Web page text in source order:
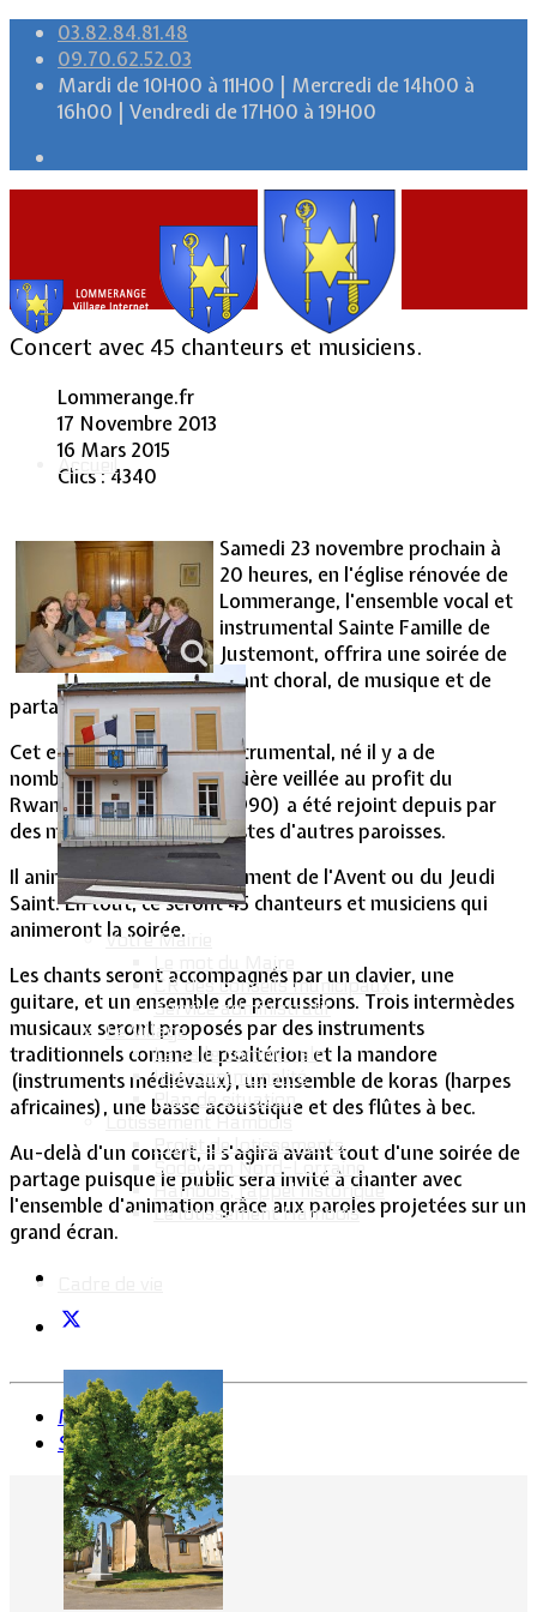
03.82.84.81.48
09.70.62.52.03
Mardi de 10H00 à 11H00 | Mercredi de 14h00 à
16h00 | Vendredi de 17H00 à 19H00
Accueil
Vie Municipale
Votre Mairie
Le mot du Maire
CR des conseils municipaux
Service administratif
Le Village
La salle communale
Intercommunalité
Plan de situation
Lotissement Hambois
Projet de lotissements
Sodevam Nord-Lorraine
Hambois, rappel historique
Le lotissement Hambois
Concert avec 45 chanteurs et musiciens.
Lommerange.fr
17 Novembre 2013
16 Mars 2015
Clics : 4340
Samedi 23 novembre prochain à
20 heures, en l'église rénovée de
Lommerange, l'ensemble vocal et
instrumental Sainte Famille de
Justemont, offrira une soirée de
chant choral, de musique et de
partage.
Cet ensemble choral et instrumental, né il y a de
nombreuses années (première veillée au profit du
Rwanda dans les années 1990) a été rejoint depuis par
des musiciens et des choristes d'autres paroisses.
Il anime des veillées au moment de l'Avent ou du Jeudi
Saint. En tout, ce seront 45 chanteurs et musiciens qui
animeront la soirée.
Les chants seront accompagnés par un clavier, une
guitare, et un ensemble de percussions. Trois intermèdes
musicaux seront proposés par des instruments
traditionnels comme le psaltérion et la mandore
(instruments médiévaux), un ensemble de koras (harpes
africaines), une basse acoustique et des flûtes à bec.
Au-delà d'un concert, il s'agira avant tout d'une soirée de
partage puisque le public sera invité à chanter avec
l'ensemble d'animation grâce aux paroles projetées sur un
grand écran.
Précédent
Suivant